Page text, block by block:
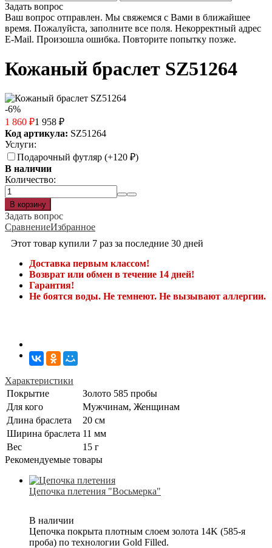
Задать вопрос
Ваш вопрос отправлен. Мы свяжемся с Вами в ближайшее
время. Пожалуйста, заполните все поля. Некорректный адрес
E-Mail. Произошла ошибка. Повторите попытку позже.
Кожаный браслет SZ51264
-6%
1 860 ₽1 958 ₽
Код артикула: SZ51264
Услуги:
Подарочный футляр (+120 ₽)
В наличии
Количество:
Задать вопрос
СравнениеИзбранное
Этот товар купили 7 раз за последние 30 дней
Доставка первым классом!
Возврат или обмен в течение 14 дней!
Гарантия!
Не боятся воды. Не темнеют. Не вызывают аллергии.
Характеристики
Покрытие
Золото 585 пробы
Для кого
Мужчинам, Женщинам
Длина браслета
20 см
Ширина браслета 11 мм
Вес
15 г
Рекомендуемые товары
Цепочка плетения "Восьмерка"
В наличии
Цепочка покрыта плотным слоем золота 14K (585-я
проба) по технологии Gold Filled.